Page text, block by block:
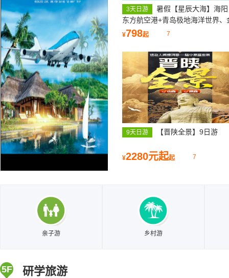
3天日游
暑假【星辰大海】海阳
东方航空港+青岛极地海洋世界、
沙滩、鱼鸣嘴、连三岛休闲亲子三
¥798起 7
9天日游 【晋陕全景】9日游
¥2280元起起 7
亲子游 乡村游
5F 研学旅游